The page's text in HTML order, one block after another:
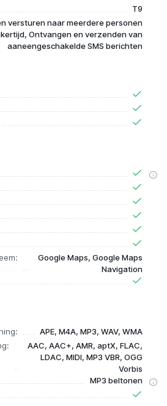
T9
versturen naar meerdere personen
Ontvangen en verzenden van
aaneengeschakelde SMS berichten
Google Maps, Google Maps
Navigation
APE, M4A, MP3, WAV, WMA
AAC, AAC+, AMR, aptX, FLAC,
LDAC, MIDI, MP3 VBR, OGG
Vorbis
MP3 beltonen